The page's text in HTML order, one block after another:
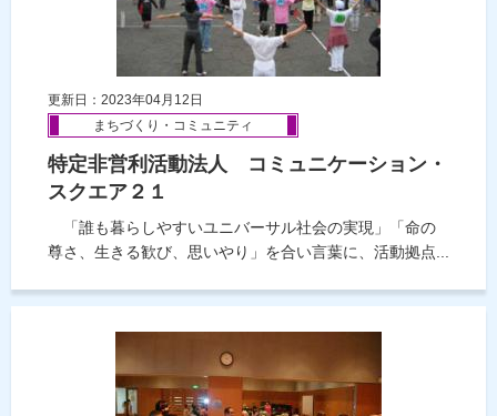
更新日：2023年04月12日
まちづくり・コミュニティ
特定非営利活動法人 コミュニケーション・
スクエア２１
「誰も暮らしやすいユニバーサル社会の実現」「命の
尊さ、生きる歓び、思いやり」を合い言葉に、活動拠点...